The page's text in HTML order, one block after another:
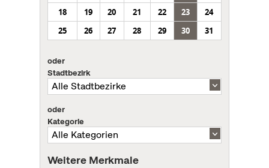
18
19 20 21 22 23
24
25
26 27 28 29 30 31
oder
Stadtbezirk
oder
Kategorie
Weitere Merkmale